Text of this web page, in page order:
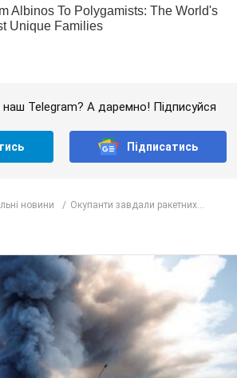
Telegram? А даремно! Підписуйся
Підписатись
новини Окупанти завдали ракетних...